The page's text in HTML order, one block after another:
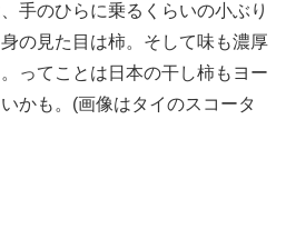
手のひらに乗るくらいの小ぶり
の見た目は柿。そして味も濃厚
ってことは日本の干し柿もヨー
かも。(画像はタイのスコータ